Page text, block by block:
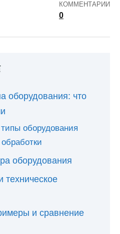
КОММЕНТАРИИ
0
оборудования: что
оборудования
оборудования
техническое
и сравнение